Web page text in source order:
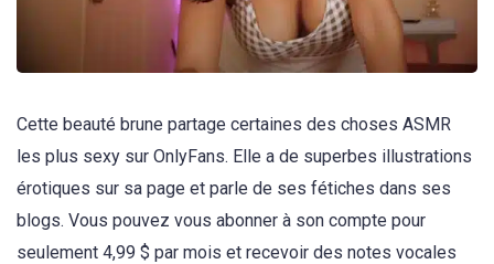
Cette beauté brune partage certaines des choses ASMR
les plus sexy sur OnlyFans. Elle a de superbes illustrations
érotiques sur sa page et parle de ses fétiches dans ses
blogs. Vous pouvez vous abonner à son compte pour
seulement 4,99 $ par mois et recevoir des notes vocales